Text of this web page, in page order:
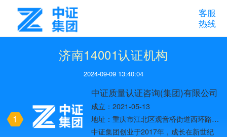
客服
热线
济南14001认证机构
2024-09-09 13:40:04
1
中证质量认证咨询(集团)有限公司
成立：2021-05-13
地址：重庆市江北区观音桥街道西环路8
号1幢37-10
中证集团创业于2017年，成长在新世纪